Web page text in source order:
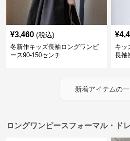
¥3,460 (税込)
冬新作キッズ長袖ロングワンピ
ース90-150センチ
¥
キッ
長袖
新着アイテムの
ロングワンピースフォーマル・ド